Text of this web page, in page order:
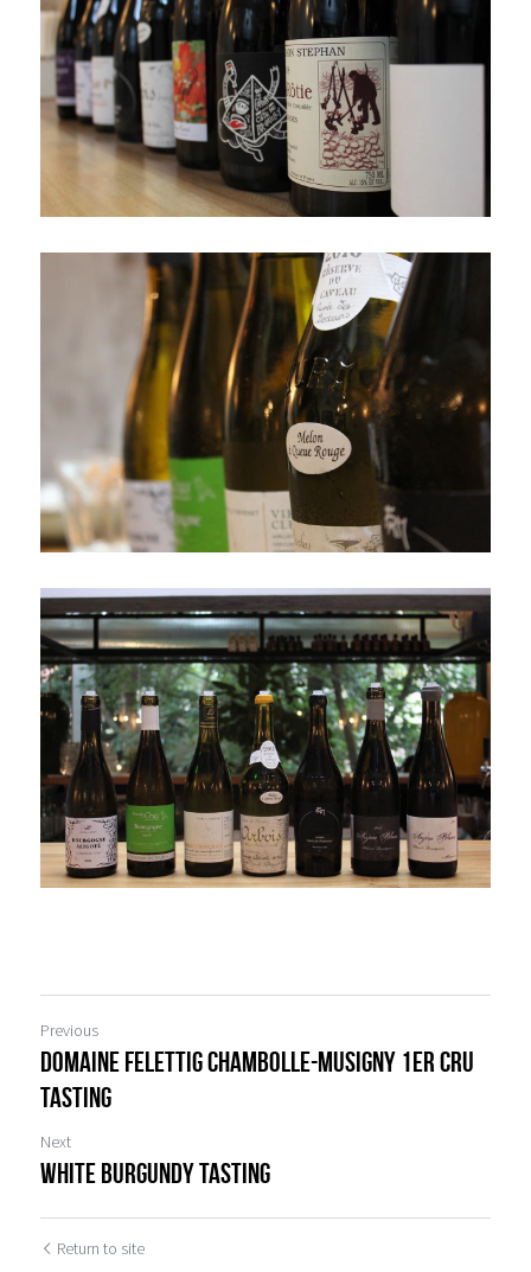
Previous
Domaine Felettig Chambolle-Musigny 1er Cru
Tasting
Next
WHITE BURGUNDY TASTING
Return to site